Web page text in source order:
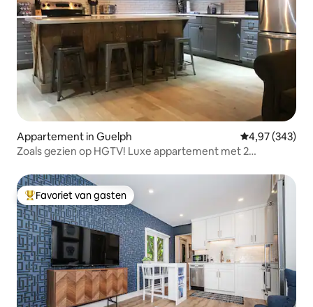
Appartement in Guelph Gemiddelde
4,97 (343)
Zoals gezien op HGTV! Luxe appartement met 2
Topfavoriet van gasten
Favoriet van gasten